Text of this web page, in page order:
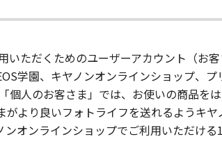
いただくためのユーザーアカウント（お
学園、キヤノンオンラインショップ、
個人のお客さま」では、お使いの商品を
より良いフォトライフを送れるようキ
オンラインショップでご利用いただける